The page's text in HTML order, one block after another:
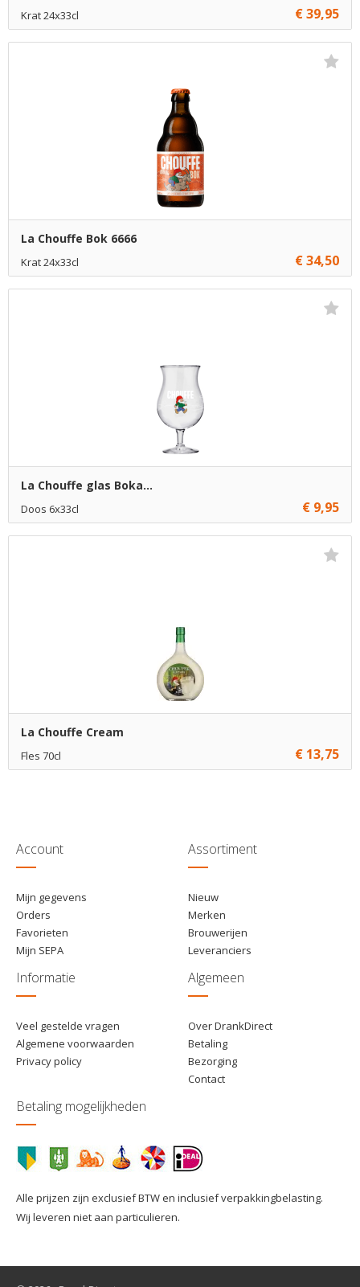
Krat 24x33cl € 39,95
La Chouffe Bok 6666
Krat 24x33cl € 34,50
La Chouffe glas Boka...
Doos 6x33cl € 9,95
La Chouffe Cream
Fles 70cl € 13,75
Account
Mijn gegevens
Orders
Favorieten
Mijn SEPA
Assortiment
Nieuw
Merken
Brouwerijen
Leveranciers
Informatie
Veel gestelde vragen
Algemene voorwaarden
Privacy policy
Algemeen
Over DrankDirect
Betaling
Bezorging
Contact
Betaling mogelijkheden
Alle prijzen zijn exclusief BTW en inclusief verpakkingbelasting.
Wij leveren niet aan particulieren.